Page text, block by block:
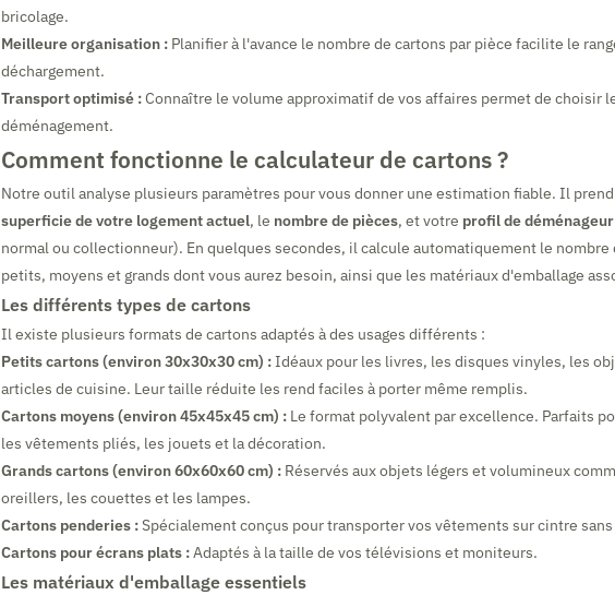
bricolage.
Meilleure organisation : Planifier à l'avance le nombre de cartons par pièce facilite le
déchargement.
Transport optimisé :Connaître le volume approximatif de vos affaires permet de choisir
déménagement.
Comment fonctionne le calculateur de cartons ?
Notre outil analyse plusieurs paramètres pour vous donner une estimation fiable. Il
superficie de votre logement actuel, le nombre de pièces, et votre profil de déménageur
normal ou collectionneur). En quelques secondes, il calcule automatiquement le nombre
petits, moyens et grands dont vous aurez besoin, ainsi que les matériaux d'emballage
Les différents types de cartons
Il existe plusieurs formats de cartons adaptés à des usages différents :
Petits cartons (environ 30x30x30 cm) :Idéaux pour les livres, les disques vinyles, les
articles de cuisine. Leur taille réduite les rend faciles à porter même remplis.
Cartons moyens (environ 45x45x45 cm) : Le format polyvalent par excellence. Parfaits
les vêtements pliés, les jouets et la décoration.
Grands cartons (environ 60x60x60 cm) : Réservés aux objets légers et volumineux
oreillers, les couettes et les lampes.
Cartons penderies :Spécialement conçus pour transporter vos vêtements sur cintre
Cartons pour écrans plats :Adaptés à la taille de vos télévisions et moniteurs.
Les matériaux d'emballage essentiels